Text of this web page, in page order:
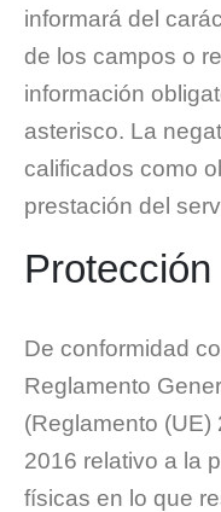
informará del
de los campos o
información
asterisco. La
calificados como
prestación del
De conformidad
Reglamento
(Reglamento (UE)
2016 relativo a la
físicas en lo que